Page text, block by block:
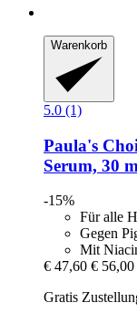
Warenkorb
5.0 (1)
Paula's
Serum, 30
-15%
Für alle
Gegen
Mit
€ 47,60 € 56,00
Gratis